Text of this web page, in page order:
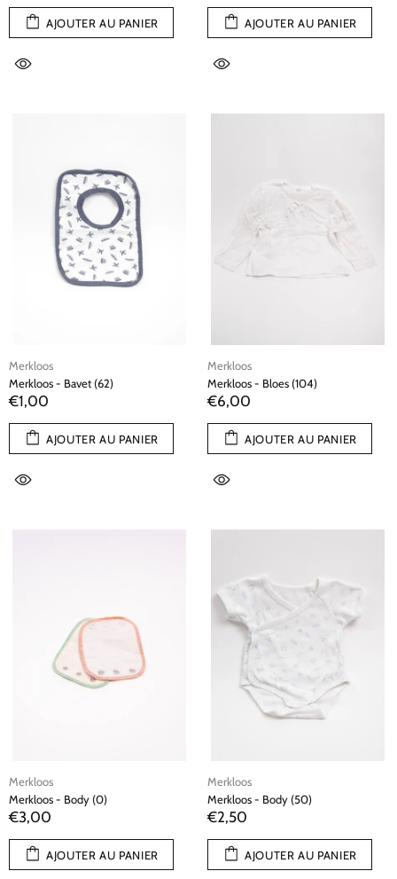
AJOUTER AU PANIER AJOUTER AU PANIER
Merkloos
Merkloos - Bavet (62)
€1,00
AJOUTER AU PANIER
Merkloos
Merkloos - Bloes (104)
€6,00
AJOUTER AU PANIER
Merkloos
Merkloos - Body (0)
€3,00
AJOUTER AU PANIER
Merkloos
Merkloos - Body (50)
€2,50
AJOUTER AU PANIER